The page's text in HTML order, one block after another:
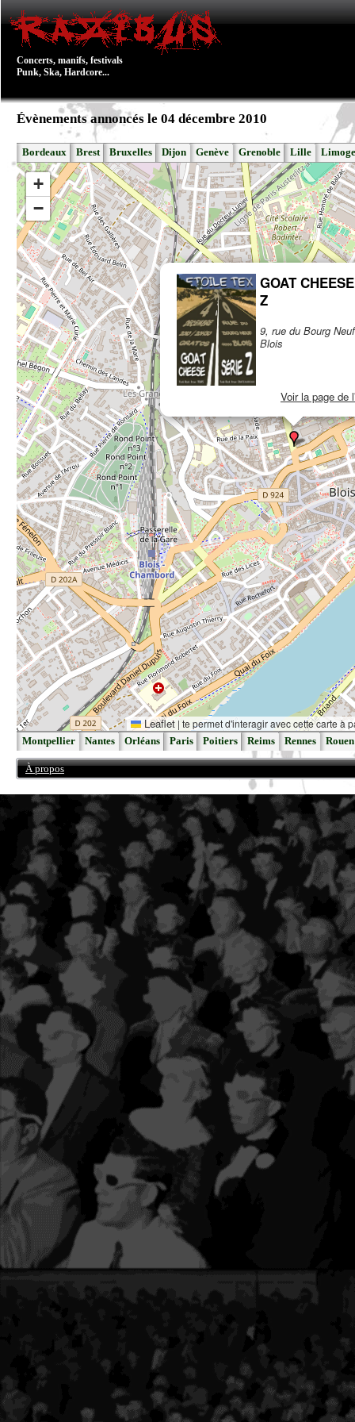
Concerts, manifs, festivals
Punk, Ska, Hardcore...
Évènements annoncés le 04 décembre 2010
Bordeaux Brest Bruxelles Dijon Genève Grenoble Lille
GOAT
Z
9, rue du Bourg
Blois
Voir la page de
+
−
Leaflet | te permet d'interagir avec cette carte à
Montpellier Nantes Orléans Paris Poitiers Reims Rennes Rouen
À propos